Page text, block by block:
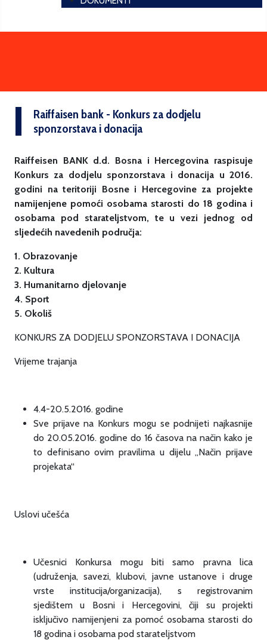
Raiffaisen bank - Konkurs za dodjelu
sponzorstava i donacija
Raiffeisen BANK d.d. Bosna i Hercegovina raspisuje
Konkurs za dodjelu sponzorstava i donacija u 2016.
godini na teritoriji Bosne i Hercegovine za projekte
namijenjene pomoći osobama starosti do 18 godina i
osobama pod starateljstvom, te u vezi jednog od
sljedećih navedenih područja:
1. Obrazovanje
2. Kultura
3. Humanitarno djelovanje
4. Sport
5. Okoliš
KONKURS ZA DODJELU SPONZORSTAVA I DONACIJA
Vrijeme trajanja
4.4-20.5.2016. godine
Sve prijave na Konkurs mogu se podnijeti najkasnije
do 20.05.2016. godine do 16 časova na način kako je
to definisano ovim pravilima u dijelu „Način prijave
projekata“
Uslovi učešća
Učesnici Konkursa mogu biti samo pravna lica
(udruženja, savezi, klubovi, javne ustanove i druge
vrste institucija/organizacija), s registrovanim
sjedištem u Bosni i Hercegovini, čiji su projekti
isključivo namijenjeni za pomoć osobama starosti do
18 godina i osobama pod starateljstvom